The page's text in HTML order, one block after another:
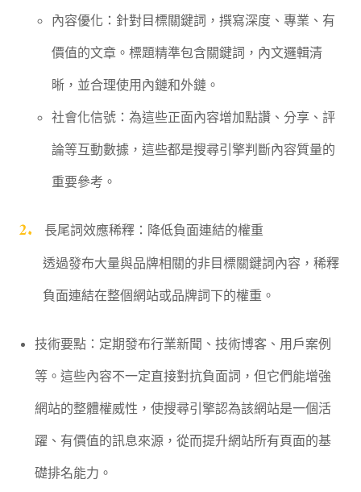
內容優化：針對目標關鍵詞，撰寫深度、專業、有
價值的文章。標題精準包含關鍵詞，內文邏輯清
晰，並合理使用內鏈和外鏈。
社會化信號：為這些正面內容增加點讚、分享、評
論等互動數據，這些都是搜尋引擎判斷內容質量的
重要參考。
長尾詞效應稀釋：降低負面連結的權重
透過發布大量與品牌相關的非目標關鍵詞內容，稀釋
負面連結在整個網站或品牌詞下的權重。
技術要點：定期發布行業新聞、技術博客、用戶案例
等。這些內容不一定直接對抗負面詞，但它們能增強
網站的整體權威性，使搜尋引擎認為該網站是一個活
躍、有價值的訊息來源，從而提升網站所有頁面的基
礎排名能力。